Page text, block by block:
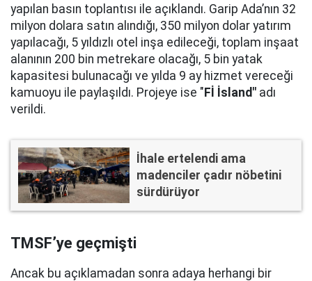
yapılan basın toplantısı ile açıklandı. Garip Ada’nın 32
milyon dolara satın alındığı, 350 milyon dolar yatırım
yapılacağı, 5 yıldızlı otel inşa edileceği, toplam inşaat
alanının 200 bin metrekare olacağı, 5 bin yatak
kapasitesi bulunacağı ve yılda 9 ay hizmet vereceği
kamuoyu ile paylaşıldı. Projeye ise " Fİ İsland" adı
verildi.
İhale ertelendi ama
madenciler çadır nöbetini
sürdürüyor
TMSF’ye geçmişti
Ancak bu açıklamadan sonra adaya herhangi bir